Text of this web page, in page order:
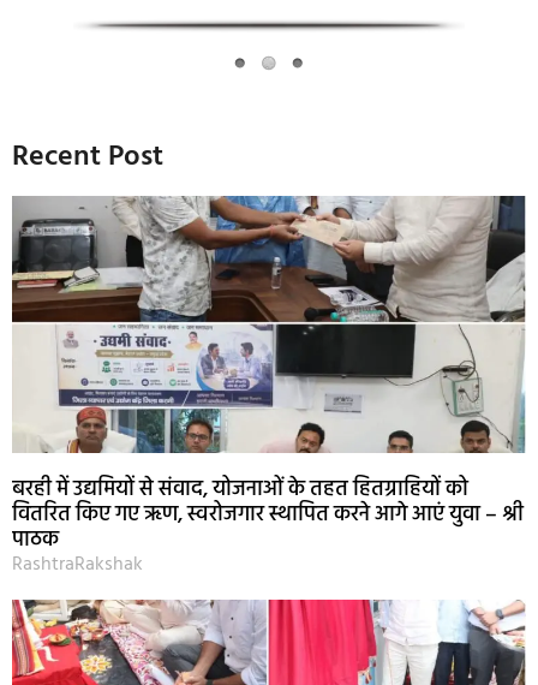
Recent Post
बरही में उद्यमियों से संवाद, योजनाओं के तहत हितग्राहियों को
वितरित किए गए ऋण, स्वरोजगार स्थापित करने आगे आएं युवा – श्री
पाठक
RashtraRakshak